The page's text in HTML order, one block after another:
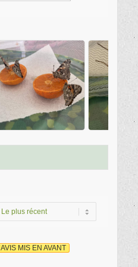
AVIS MIS EN AVANT